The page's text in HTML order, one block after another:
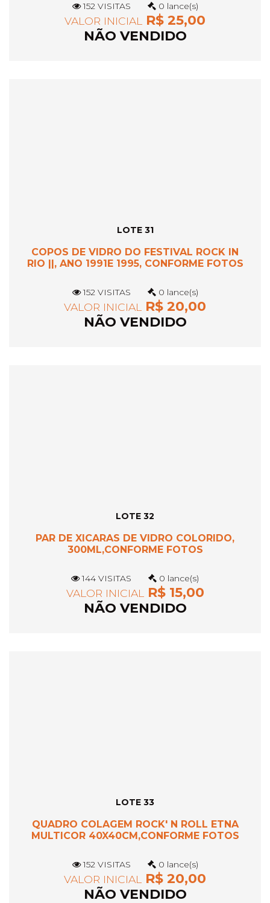
152 VISITAS 0 lance(s)
VALOR INICIAL
R$ 25,00
NÃO VENDIDO
LOTE 31
COPOS DE VIDRO DO FESTIVAL ROCK IN
RIO ||, ANO 1991E 1995, CONFORME FOTOS
152 VISITAS 0 lance(s)
VALOR INICIAL
R$ 20,00
NÃO VENDIDO
LOTE 32
PAR DE XICARAS DE VIDRO COLORIDO,
300ML,CONFORME FOTOS
144 VISITAS 0 lance(s)
VALOR INICIAL R$ 15,00
NÃO VENDIDO
LOTE 33
QUADRO COLAGEM ROCK' N ROLL ETNA
MULTICOR 40X40CM,CONFORME FOTOS
152 VISITAS 0 lance(s)
VALOR INICIAL
R$ 20,00
NÃO VENDIDO